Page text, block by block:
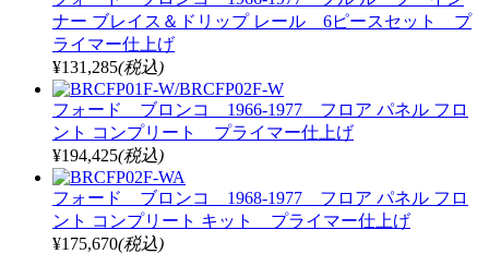
ナー ブレイス＆ドリップ レール 6ピースセット プ
ライマー仕上げ
¥131,285(税込)
フォード ブロンコ 1966-1977 フロア パネル フロ
ント コンプリート プライマー仕上げ
¥194,425(税込)
フォード ブロンコ 1968-1977 フロア パネル フロ
ント コンプリート キット プライマー仕上げ
¥175,670(税込)